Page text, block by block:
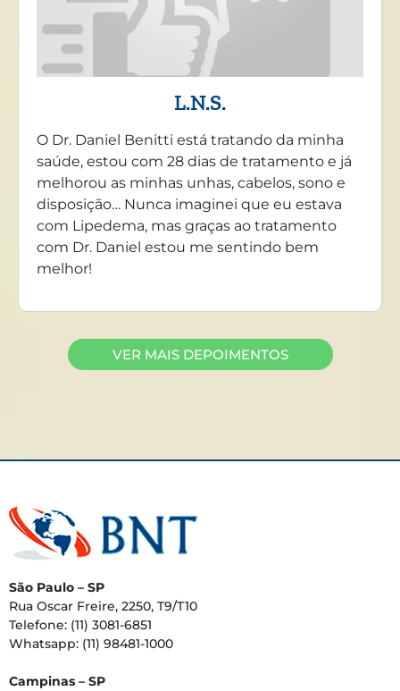
L.N.S.
O Dr. Daniel Benitti está tratando da minha
saúde, estou com 28 dias de tratamento e já
melhorou as minhas unhas, cabelos, sono e
disposição… Nunca imaginei que eu estava
com Lipedema, mas graças ao tratamento
com Dr. Daniel estou me sentindo bem
melhor!
VER MAIS DEPOIMENTOS
São Paulo – SP
Rua Oscar Freire, 2250, T9/T10
Telefone: (11) 3081-6851
Whatsapp: (11) 98481-1000
Campinas – SP